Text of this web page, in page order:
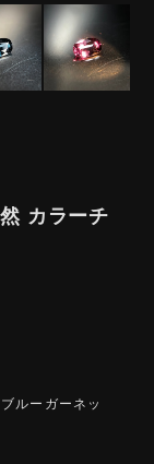
カラーチ
ルーガーネッ